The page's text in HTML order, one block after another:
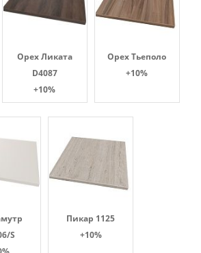
Орех Ликата
D4087
+10%
Орех Тьеполо
+10%
S
Пикар 1125
+10%